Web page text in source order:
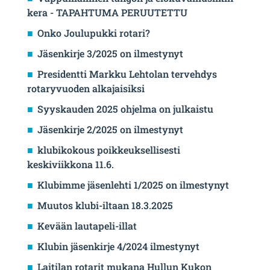
kera - TAPAHTUMA PERUUTETTU
Onko Joulupukki rotari?
Jäsenkirje 3/2025 on ilmestynyt
Presidentti Markku Lehtolan tervehdys
rotaryvuoden alkajaisiksi
Syyskauden 2025 ohjelma on julkaistu
Jäsenkirje 2/2025 on ilmestynyt
klubikokous poikkeuksellisesti
keskiviikkona 11.6.
Klubimme jäsenlehti 1/2025 on ilmestynyt
Muutos klubi-iltaan 18.3.2025
Kevään lautapeli-illat
Klubin jäsenkirje 4/2024 ilmestynyt
Laitilan rotarit mukana Hullun Kukon